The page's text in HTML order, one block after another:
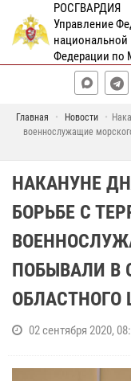
РОСГВАРДИЯ
Управление
национальной
Федерации по
Главная Новости
военнослужащие
НАКАНУНЕ
БОРЬБЕ С
ПОБЫВАЛИ В
ОБЛАСТНОГО
02 сентября 2020,